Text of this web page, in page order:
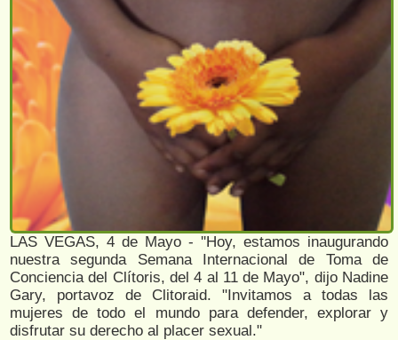
LAS VEGAS, 4 de Mayo - ''Hoy, estamos inaugurando
nuestra segunda Semana Internacional de Toma de
Conciencia del Clítoris, del 4 al 11 de Mayo", dijo Nadine
Gary, portavoz de Clitoraid. "Invitamos a todas las
mujeres de todo el mundo para defender, explorar y
disfrutar su derecho al placer sexual."